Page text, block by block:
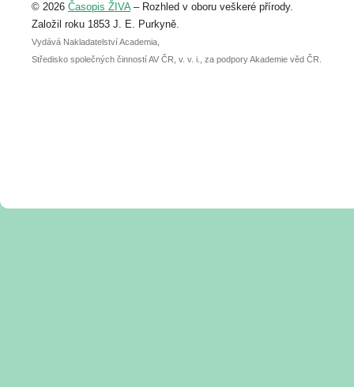
abstraktu přihlášené přednášky nebo
posteru je už 30. června.
© 2026 Časopis ŽIVA– Rozhled v oboru veškeré přírody.
Založil roku 1853 J. E. Purkyně.
Vydává Nakladatelství Academia,
Středisko společných činností AV ČR, v. v. i., za podpory Akademie věd ČR.